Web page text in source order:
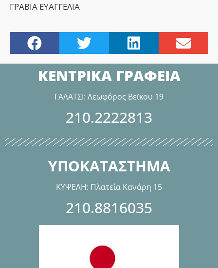
ΓΡΑΒΙΑ ΕΥΑΓΓΕΛΙΑ
ΚΕΝΤΡΙΚΑ ΓΡΑΦΕΙΑ
ΓΑΛΑΤΣΙ: Λεωφόρος Βεϊκου 19
210.2222813
ΥΠΟΚΑΤΑΣΤΗΜΑ
ΚΥΨΕΛΗ: Πλατεία Κανάρη 15
210.8816035